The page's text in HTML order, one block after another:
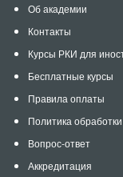
Об академии
Контакты
Курсы РКИ для
Бесплатные курсы
Правила оплаты
Политика
Вопрос-ответ
Аккредитация